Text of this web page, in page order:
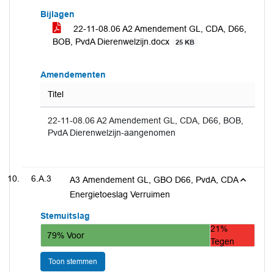
Bijlagen
22-11-08.06 A2 Amendement GL, CDA, D66,
BOB, PvdA Dierenwelzijn.docx
25 KB
Amendementen
Titel
22-11-08.06 A2 Amendement GL, CDA, D66, BOB,
PvdA Dierenwelzijn-aangenomen
6.A.3
A3 Amendement GL, GBO D66, PvdA, CDA
Energietoeslag Verruimen
Stemuitslag
79% Voor
21%
Tegen
Toon stemmen